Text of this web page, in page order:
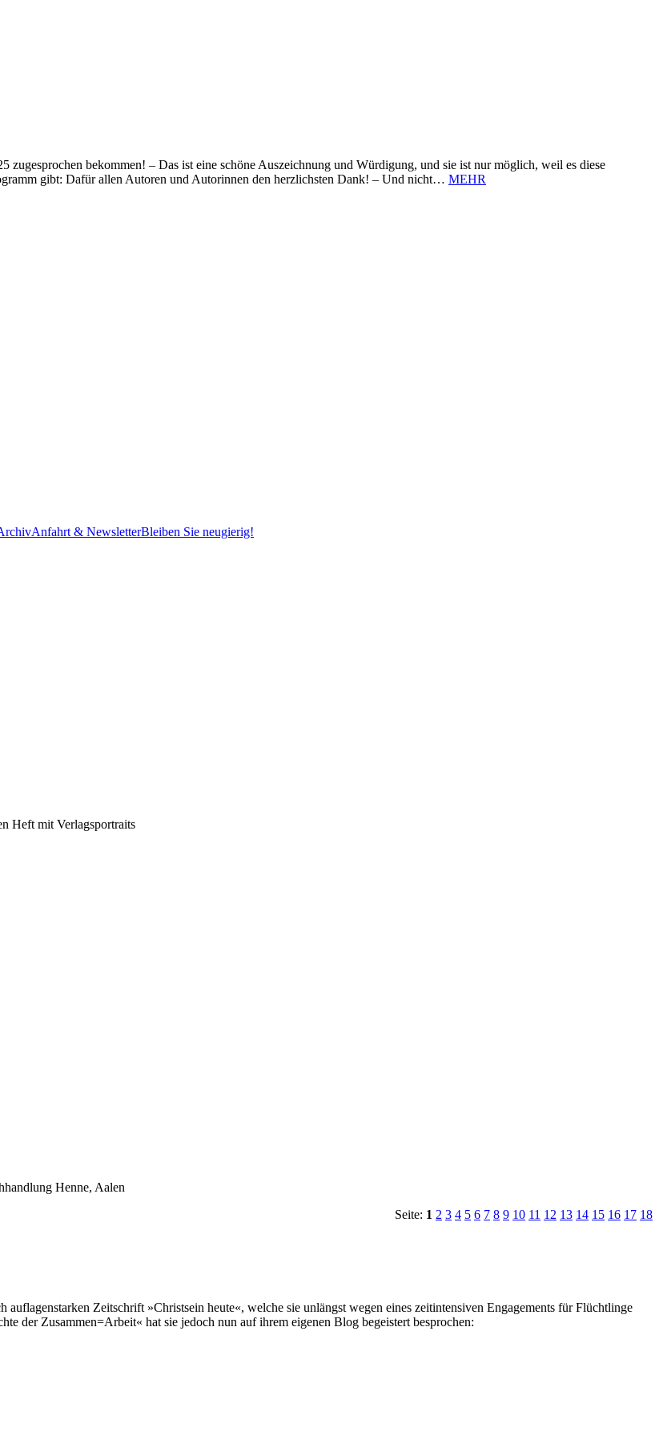
zugesprochen bekommen! – Das ist eine schöne Auszeichnung und Würdigung, und sie ist nur möglich, weil es diese
gibt: Dafür allen Autoren und Autorinnen den herzlichsten Dank! – Und nicht… MEHR
Anfahrt & NewsletterBleiben Sie neugierig!
Heft mit Verlagsportraits
Henne, Aalen
Seite: 1 2 3 4 5 6 7 8 9 10 11 12 13 14 15 16 17 18
Zeitschrift »Christsein heute«, welche sie unlängst wegen eines zeitintensiven Engagements für Flüchtlinge
der Zusammen=Arbeit« hat sie jedoch nun auf ihrem eigenen Blog begeistert besprochen: